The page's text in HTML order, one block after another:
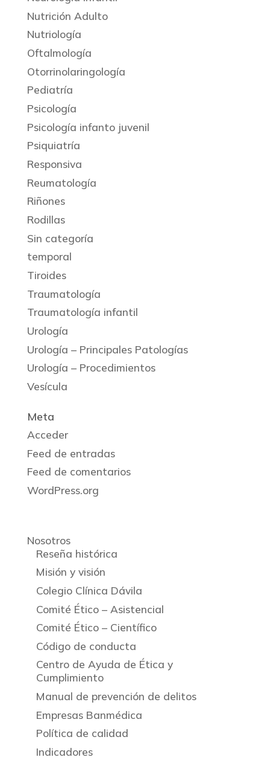
Nutrición Adulto
Nutriología
Oftalmología
Otorrinolaringología
Pediatría
Psicología
Psicología infanto juvenil
Psiquiatría
Responsiva
Reumatología
Riñones
Rodillas
Sin categoría
temporal
Tiroides
Traumatología
Traumatología infantil
Urología
Urología – Principales Patologías
Urología – Procedimientos
Vesícula
Meta
Acceder
Feed de entradas
Feed de comentarios
WordPress.org
Nosotros
Reseña histórica
Misión y visión
Colegio Clínica Dávila
Comité Ético – Asistencial
Comité Ético – Científico
Código de conducta
Centro de Ayuda de Ética y
Cumplimiento
Manual de prevención de delitos
Empresas Banmédica
Política de calidad
Indicadores